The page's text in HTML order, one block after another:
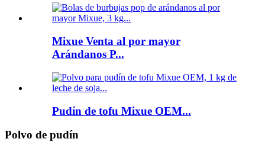
Mixue Venta al por mayor
Arándanos P...
Pudín de tofu Mixue OEM...
Polvo de pudín